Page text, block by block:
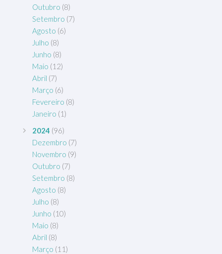
Outubro (8)
Setembro (7)
Agosto (6)
Julho (8)
Junho (8)
Maio (12)
Abril (7)
Março (6)
Fevereiro (8)
Janeiro (1)
2024 (96)
Dezembro (7)
Novembro (9)
Outubro (7)
Setembro (8)
Agosto (8)
Julho (8)
Junho (10)
Maio (8)
Abril (8)
Março (11)